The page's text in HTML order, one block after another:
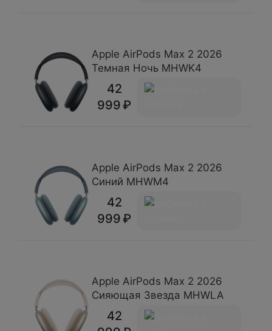
Apple AirPods Max 2 2026
Темная Ночь MHWK4
42
999
Apple AirPods Max 2 2026
Синий MHWM4
42
999
Apple AirPods Max 2 2026
Сияющая Звезда MHWLA
42